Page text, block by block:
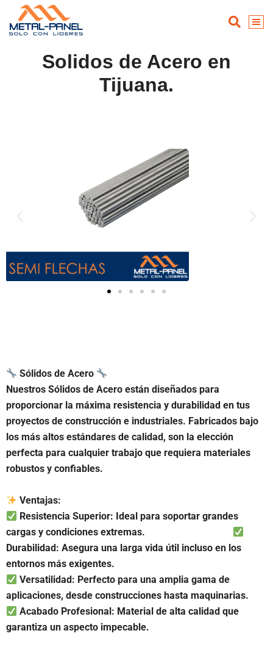
Solidos de Acero en
Tijuana.
Sólidos de Acero
Nuestros Sólidos de Acero están diseñados para
proporcionar la máxima resistencia y durabilidad en tus
proyectos de construcción e industriales. Fabricados bajo
los más altos estándares de calidad, son la elección
perfecta para cualquier trabajo que requiera materiales
robustos y confiables.
Ventajas:
Resistencia Superior: Ideal para soportar grandes
cargas y condiciones extremas.
Durabilidad: Asegura una larga vida útil incluso en los
entornos más exigentes.
Versatilidad: Perfecto para una amplia gama de
aplicaciones, desde construcciones hasta maquinarias.
Acabado Profesional: Material de alta calidad que
garantiza un aspecto impecable.